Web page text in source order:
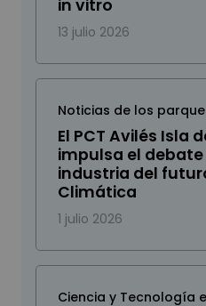
in vitro
13 julio 2026
Noticias de los
El PCT Avilés Isla
impulsa el
industria del
Climática
1 julio 2026
Ciencia y Tecnología